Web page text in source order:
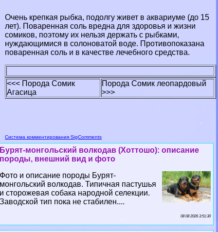
Очень крепкая рыбка, подолгу живет в аквариуме (до 15
лет). Поваренная соль вредна для здоровья и жизни
сомиков, поэтому их нельзя держать с рыбками,
нуждающимися в солоноватой воде. Противопоказана
поваренная соль и в качестве лечебного средства.
<<< Порода Сомик
Агасица
Порода Сомик леопардовый
>>>
Система комментирования SigComments
Бурят-монгольский волкодав (Хоттошо): описание
породы, внешний вид и фото
Фото и описание породы Бурят-
монгольский волкодав. Типичная пастушья
и сторожевая собака народной селекции.
Заводской тип пока не стабилен....
08 08 2026 3:51:30